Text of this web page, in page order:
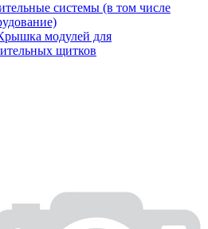
системы (в том числе
модулей для
щитков